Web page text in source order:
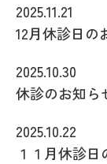
2025.11.21
12月休診日の
2025.10.30
休診のお知ら
2025.10.22
１１月休診